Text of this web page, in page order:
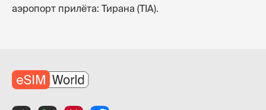
аэропорт прилёта: Тирана (TIA).